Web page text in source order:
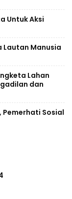
Untuk Aksi
Lautan Manusia
Lahan
dan
Pemerhati Sosial